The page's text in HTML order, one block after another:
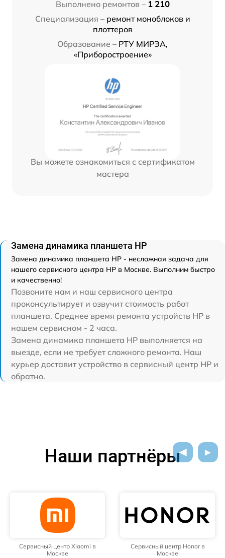
Выполнено ремонтов – 1 210
Специализация – ремонт моноблоков и
плоттеров
Образование – РТУ МИРЭА,
«Приборостроение»
Вы можете ознакомиться с сертификатом
мастера
Замена динамика планшета HP
Замена динамика планшета HP - несложная задача для
нашего сервисного центра HP в Москве. Выполним быстро
и качественно!
Позвоните нам и наш сервисного центра
проконсультирует и озвучит стоимость работ
планшета. Среднее время ремонта устройств HP в
нашем сервисном - 2 часа.
Замена динамика планшета HP выполняется на
выезде, если не требует сложного ремонта. Наш
курьер доставит устройство в сервисный центр HP и
обратно.
Наши партнёры
Сервисный центр Xiaomi в
Москве
Сервисный центр Honor в
Москве